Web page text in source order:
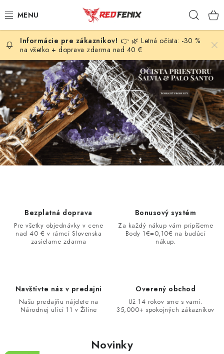
na
POMÔCKY
NÁRAMKY
PRÍVESKY
LIEČIVÉ KAMENE
VONNÉ TYČINKY A KADIDLÁ
AMULETY A TALIZMANY
Prečo nakúpiť u nás? Poradňa
Ako nakupovať
👉 🌿 Letná očista: -30 %
na všetko + doprava zdarma nad 40 €
F
e
n
g
Š
u
e
k
Bezplatná doprava
Pre všetky objednávky v cene
nad 40 € v rámci Slovenska
zasielame zdarma
Bonusový systém
Za každý nákup vám pripíšeme
Body 1€=0,10€ na budúci
nákup.
Navštívte nás v predajni
Našu predajňu nájdete na
Národnej ulici 11 v Žiline
Overený obchod
Už 14 rokov sme s vami.
35,000+ spokojných zákazníkov
Novinky